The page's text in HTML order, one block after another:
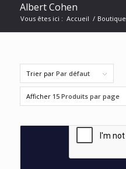
Albert Cohen
Vous êtes ici : Accueil / Boutique
Trier par Par défaut
Afficher 15 Produits par page